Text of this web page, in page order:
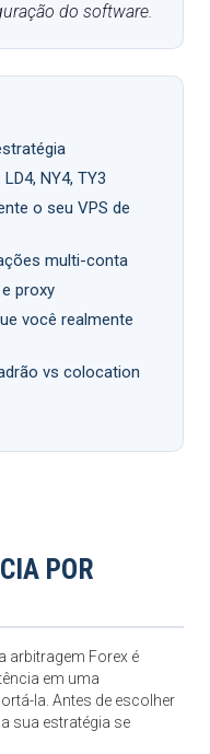
do software.
NY4, TY3
o seu VPS de
multi-conta
proxy
você realmente
vs colocation
POR
arbitragem Forex é
em uma
la. Antes de escolher
sua estratégia se